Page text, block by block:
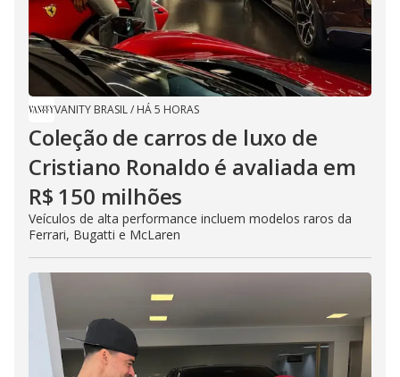
VANITY BRASIL/ HÁ 5 HORAS
Coleção de carros de luxo de
Cristiano Ronaldo é avaliada em
R$ 150 milhões
Veículos de alta performance incluem modelos raros da
Ferrari, Bugatti e McLaren